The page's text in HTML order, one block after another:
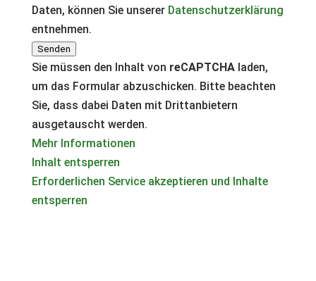
Daten, können Sie unserer Datenschutzerklärung
entnehmen.
Senden
Sie müssen den Inhalt von reCAPTCHAladen,
um das Formular abzuschicken. Bitte beachten
Sie, dass dabei Daten mit Drittanbietern
ausgetauscht werden.
Mehr Informationen
Inhalt entsperren
Erforderlichen Service akzeptieren und Inhalte
entsperren